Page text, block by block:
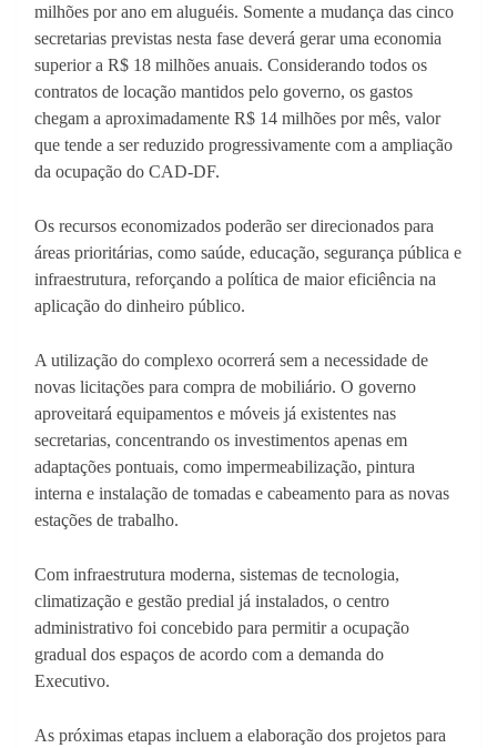
milhões por ano em aluguéis. Somente a mudança das cinco
secretarias previstas nesta fase deverá gerar uma economia
superior a R$ 18 milhões anuais. Considerando todos os
contratos de locação mantidos pelo governo, os gastos
chegam a aproximadamente R$ 14 milhões por mês, valor
que tende a ser reduzido progressivamente com a ampliação
da ocupação do CAD-DF.
Os recursos economizados poderão ser direcionados para
áreas prioritárias, como saúde, educação, segurança pública e
infraestrutura, reforçando a política de maior eficiência na
aplicação do dinheiro público.
A utilização do complexo ocorrerá sem a necessidade de
novas licitações para compra de mobiliário. O governo
aproveitará equipamentos e móveis já existentes nas
secretarias, concentrando os investimentos apenas em
adaptações pontuais, como impermeabilização, pintura
interna e instalação de tomadas e cabeamento para as novas
estações de trabalho.
Com infraestrutura moderna, sistemas de tecnologia,
climatização e gestão predial já instalados, o centro
administrativo foi concebido para permitir a ocupação
gradual dos espaços de acordo com a demanda do
Executivo.
As próximas etapas incluem a elaboração dos projetos para